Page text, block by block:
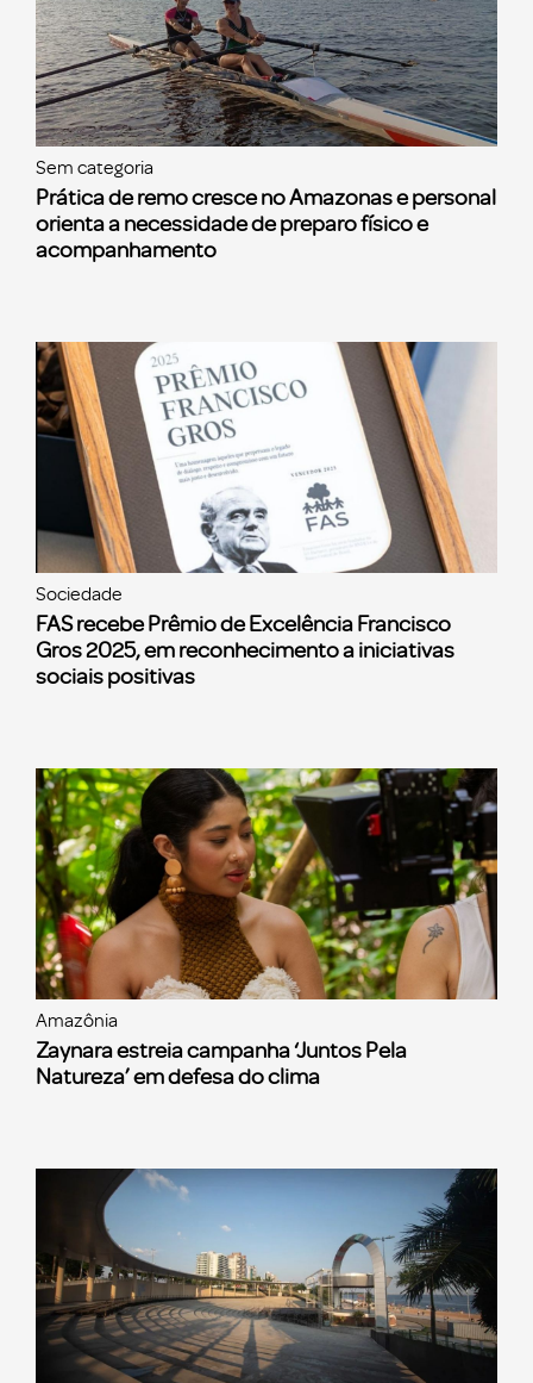
Sem categoria
Prática de remo cresce no Amazonas e personal
orienta a necessidade de preparo físico e
acompanhamento
Sociedade
FAS recebe Prêmio de Excelência Francisco
Gros 2025, em reconhecimento a iniciativas
sociais positivas
Amazônia
Zaynara estreia campanha ‘Juntos Pela
Natureza’ em defesa do clima